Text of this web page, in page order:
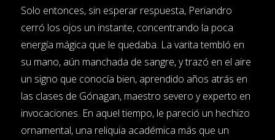
Solo entonces, sin esperar respuesta, Periandro
cerró los ojos un instante, concentrando la poca
energía mágica que le quedaba. La varita tembló en
su mano, aún manchada de sangre, y trazó en el aire
un signo que conocía bien, aprendido años atrás en
las clases de Gónagan, maestro severo y experto en
invocaciones. En aquel tiempo, le pareció un hechizo
ornamental, una reliquia académica más que un